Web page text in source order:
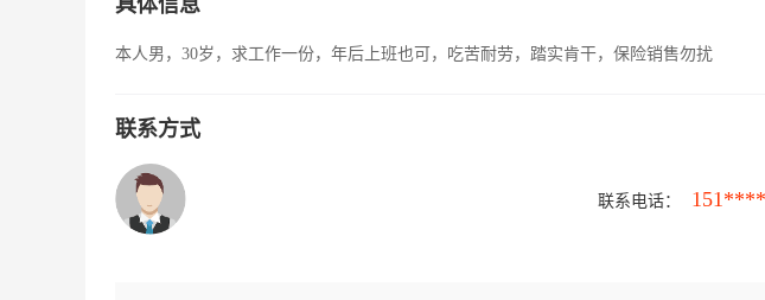
具体信息
本人男，30岁，求工作一份，年后上班也可，吃苦耐劳，踏实肯干，保险销售勿扰
联系方式
联系电话：